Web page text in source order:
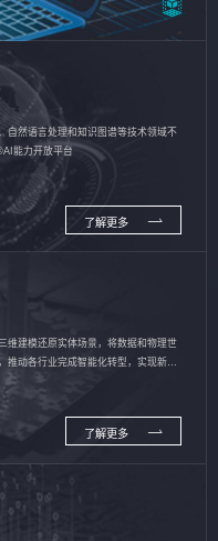
自然语言处理和知识图谱等技术领域不
能力开放平台
了解更多
维建模还原实体场景，将数据和物理世
动各行业完成智能化转型，实现新旧
了解更多